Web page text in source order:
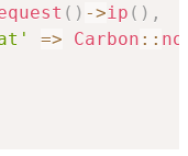
( ) ->ip ( ) ,
=> Carbon ::